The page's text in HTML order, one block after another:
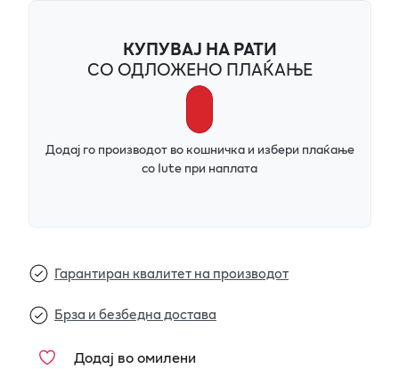
КУПУВАЈ НА РАТИ
СО ОДЛОЖЕНО ПЛАЌАЊЕ
Додај го производот во кошничка и избери плаќање
со Iute при наплата
Гарантиран квалитет на производот
Брза и безбедна достава
Додај во омилени